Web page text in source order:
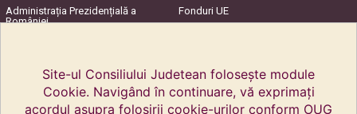
Administrația Prezidențială a
României
Fonduri UE
Site-ul Consiliului Judetean folosește module
Cookie. Navigând în continuare, vă exprimați
acordul asupra folosirii cookie-urilor conform OUG